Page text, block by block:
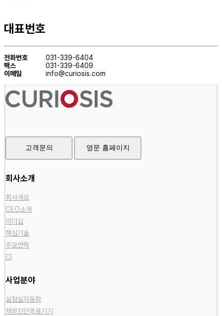
대표번호
전화번호
031-339-6404
팩스
031-339-6409
이메일
info@curiosis.com
고객문의 영문 홈페이지
회사소개
회사개요
CEO소개
리더십
핵심기술
주요연혁
CI
사업분야
실험실자동화
체외진단의료기기